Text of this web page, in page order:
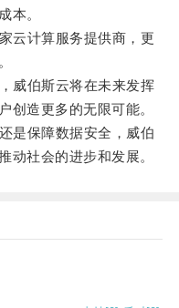
本。
计算服务提供商，更
伯斯云将在未来发挥
创造更多的无限可能。
保障数据安全，威伯
动社会的进步和发展。